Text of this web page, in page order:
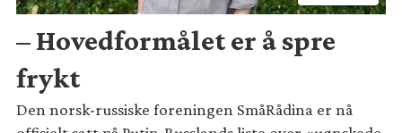
– Hovedformålet er å spre
frykt
Den norsk-russiske foreningen SmåRådina er nå